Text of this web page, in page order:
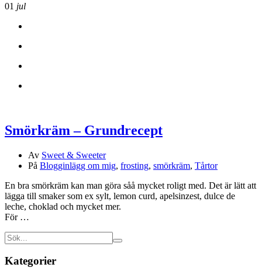
01 jul
Smörkräm – Grundrecept
Av Sweet & Sweeter
På Blogginlägg om mig, frosting, smörkräm, Tårtor
En bra smörkräm kan man göra såå mycket roligt med. Det är lätt att
lägga till smaker som ex sylt, lemon curd, apelsinzest, dulce de
leche, choklad och mycket mer.
För …
Kategorier